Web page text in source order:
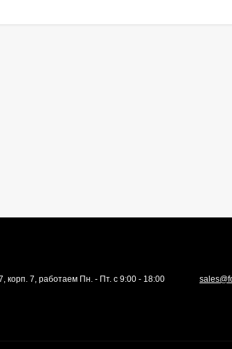
корп. 7, работаем Пн. - Пт. с 9:00 - 18:00